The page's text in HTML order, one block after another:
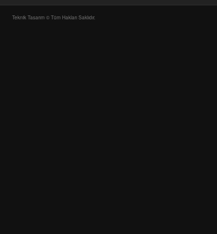
Teknik Tasarım © Tüm Hakları Saklıdır.